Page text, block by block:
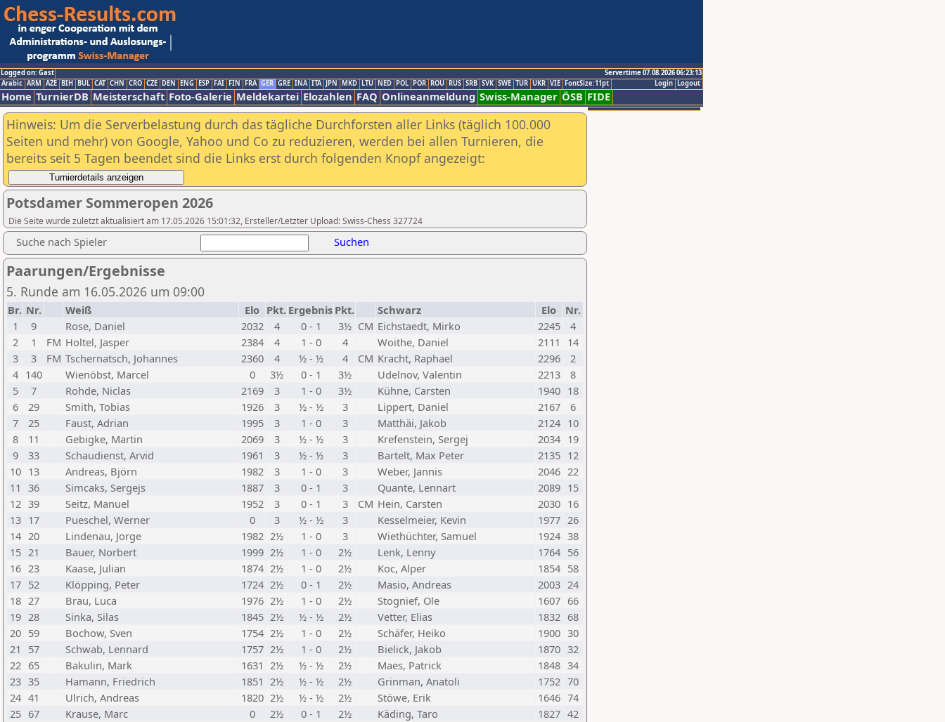
Logged on: Gast
Servertime 07.08.2026 06:23:13
Logout
Login
Arabic ARM AZE BIH BUL CAT CHN CRO CZE DEN ENG ESP FAI FIN FRA GER GRE INA ITA JPN MKD LTU NED POL POR ROU RUS SRB SVK SWE TUR UKR VIE FontSize:11pt
Home TurnierDB Meisterschaft Foto-Galerie Meldekartei Elozahlen FAQ Onlineanmeldung Swiss-Manager ÖSB FIDE
Hinweis: Um die Serverbelastung durch das tägliche Durchforsten aller Links (täglich 100.000
Seiten und mehr) von Google, Yahoo und Co zu reduzieren, werden bei allen Turnieren, die
bereits seit 5 Tagen beendet sind die Links erst durch folgenden Knopf angezeigt:
Potsdamer Sommeropen 2026
Die Seite wurde zuletzt aktualisiert am 17.05.2026 15:01:32, Ersteller/Letzter Upload: Swiss-Chess 327724
Suche nach Spieler Suchen
Paarungen/Ergebnisse
5. Runde am 16.05.2026 um 09:00
Br. Nr. Weiß Elo Pkt. Ergebnis Pkt. Schwarz Elo
Nr.
1
9 Rose, Daniel 2032 4 0 - 1 3½ CM Eichstaedt, Mirko 2245
4
2
1 FM Holtel, Jasper 2384 4 1 - 0 4 Woithe, Daniel 2111
14
3
3 FM Tschernatsch, Johannes 2360 4 ½ - ½ 4 CM Kracht, Raphael 2296
2
4 140 Wienöbst, Marcel 0 3½ 0 - 1 3½ Udelnov, Valentin 2213
8
5
7 Rohde, Niclas 2169 3 1 - 0 3½ Kühne, Carsten 1940 18
6
29 Smith, Tobias 1926 3 ½ - ½ 3 Lippert, Daniel 2167
6
7
25 Faust, Adrian 1995 3 1 - 0 3 Matthäi, Jakob 2124 10
8
11 Gebigke, Martin 2069 3 ½ - ½ 3 Krefenstein, Sergej 2034 19
9
33 Schaudienst, Arvid 1961 3 ½ - ½ 3 Bartelt, Max Peter 2135 12
10 13 Andreas, Björn 1982 3 1 - 0 3 Weber, Jannis 2046 22
11 36 Simcaks, Sergejs 1887 3 0 - 1 3 Quante, Lennart 2089 15
12 39 Seitz, Manuel 1952 3 0 - 1 3 CM Hein, Carsten 2030 16
13 17 Pueschel, Werner 0 3 ½ - ½ 3 Kesselmeier, Kevin 1977 26
14 20 Lindenau, Jorge 1982 2½ 1 - 0 3 Wiethüchter, Samuel 1924 38
15 21 Bauer, Norbert 1999 2½ 1 - 0 2½ Lenk, Lenny 1764 56
16 23 Kaase, Julian 1874 2½ 1 - 0 2½ Koc, Alper 1854 58
17 52 Klöpping, Peter 1724 2½ 0 - 1 2½ Masio, Andreas 2003 24
18 27 Brau, Luca 1976 2½ 1 - 0 2½ Stognief, Ole 1607 66
19 28 Sinka, Silas 1845 2½ ½ - ½ 2½ Vetter, Elias 1832 68
20 59 Bochow, Sven 1754 2½ 1 - 0 2½ Schäfer, Heiko 1900 30
21
57 Schwab, Lennard 1757 2½ 1 - 0 2½ Bielick, Jakob 1870 32
22 65 Bakulin, Mark 1631 2½ ½ - ½ 2½ Maes, Patrick 1848 34
23 35 Hamann, Friedrich 1851 2½ ½ - ½ 2½ Grinman, Anatoli 1752 70
24 41 Ulrich, Andreas 1820 2½ ½ - ½ 2½ Stöwe, Erik 1646 74
25 67 Krause, Marc 0 2½ 0 - 1 2½ Käding, Taro 1827 42